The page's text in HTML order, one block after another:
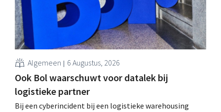
Algemeen 6 Augustus, 2026
Ook Bol waarschuwt voor datalek bij
logistieke partner
Bij een cyberincident bij een logistieke warehousing